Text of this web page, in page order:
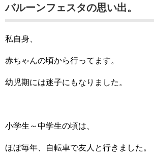
バルーンフェスタの思い出。
私自身、
赤ちゃんの頃から行ってます。
幼児期には迷子にもなりました。
小学生～中学生の頃は、
ほぼ毎年、自転車で友人と行きました。